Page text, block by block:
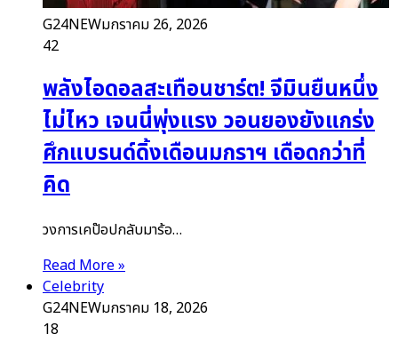
G24NEWมกราคม 26, 2026
42
พลังไอดอลสะเทือนชาร์ต! จีมินยืนหนึ่ง
ไม่ไหว เจนนี่พุ่งแรง วอนยองยังแกร่ง
ศึกแบรนด์ดิ้งเดือนมกราฯ เดือดกว่าที่
คิด
วงการเคป๊อปกลับมาร้อ…
Read More »
Celebrity
G24NEWมกราคม 18, 2026
18